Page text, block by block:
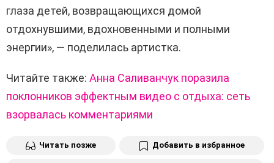
глаза детей, возвращающихся домой
отдохнувшими, вдохновенными и полными
энергии», — поделилась артистка.
Читайте также: Анна Саливанчук поразила
поклонников эффектным видео с отдыха: сеть
взорвалась комментариями
Читать позже Добавить в избранное